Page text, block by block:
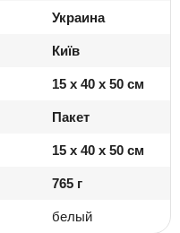
Украина
Київ
15 x 40 x 50 см
Пакет
15 x 40 x 50 см
765 г
белый